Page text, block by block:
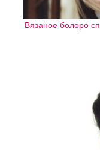
Вязаное болеро